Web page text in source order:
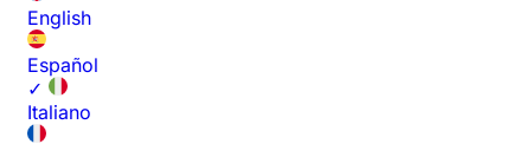
English
Español
✓
Italiano